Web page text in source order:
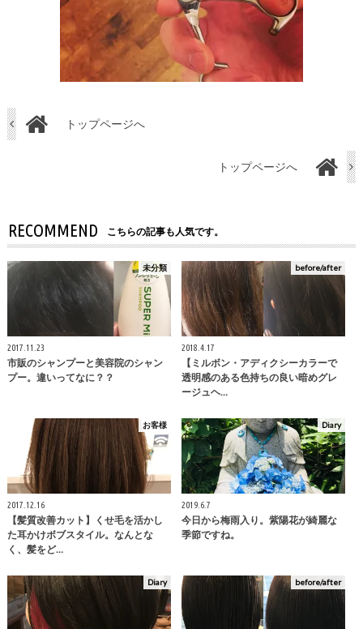
トップページへ
トップページへ
RECOMMEND こちらの記事も人気です。
未分類
2017.11.23
市販のシャンプーと美容院のシャン
プー。違いってなに？？
before/after
2018.4.17
【ミルボン・アディクシーカラーで
透明感のある色持ちの良い暗めグレ
ージュヘ…
お客様
2017.12.16
【髪質改善カット】くせ毛を活かし
た耳かけボブスタイル。なんとな
く、髪をど…
Diary
2019.6.7
今日から梅雨入り。紫陽花が綺麗な
季節ですね。
Diary before/after